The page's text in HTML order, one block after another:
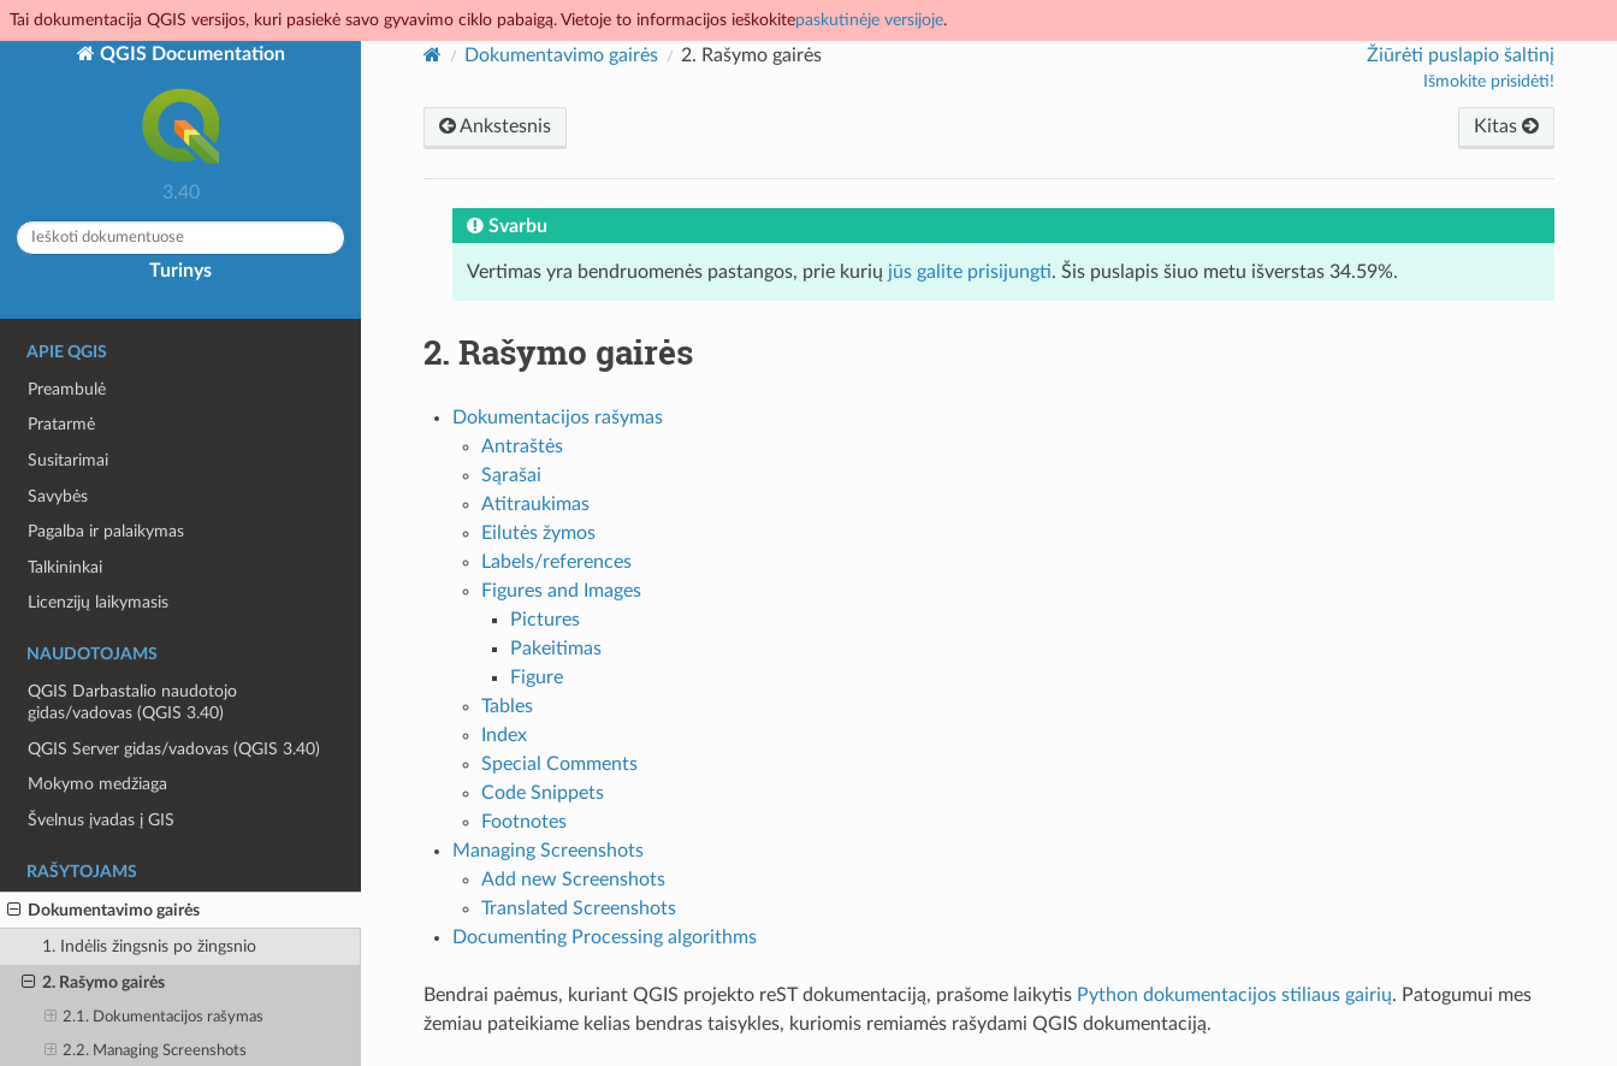
Tai dokumentacija QGIS versijos, kuri pasiekė savo gyvavimo ciklo pabaigą. Vietoje to informacijos ieškokitepaskutinėje versijoje.
QGIS Documentation
3.40
Turinys
APIE QGIS
Preambulė
Pratarmė
Susitarimai
Savybės
Pagalba ir palaikymas
Talkininkai
Licenzijų laikymasis
NAUDOTOJAMS
QGIS Darbastalio naudotojo
gidas/vadovas (QGIS 3.40)
QGIS Server gidas/vadovas (QGIS 3.40)
Mokymo medžiaga
Švelnus įvadas į GIS
RAŠYTOJAMS
Dokumentavimo gairės
1. Indėlis žingsnis po žingsnio
2. Rašymo gairės
2.1. Dokumentacijos rašymas
2.2. Managing Screenshots
Dokumentavimo gairės 2. Rašymo gairės Žiūrėti puslapio šaltinį
Išmokite prisidėti!
Ankstesnis Kitas
Svarbu
Vertimas yra bendruomenės pastangos, prie kurių jūs galite prisijungti. Šis puslapis šiuo metu išverstas 34.59%.
2. Rašymo gairės
Dokumentacijos rašymas
Antraštės
Sąrašai
Atitraukimas
Eilutės žymos
Labels/references
Figures and Images
Pictures
Pakeitimas
Figure
Tables
Index
Special Comments
Code Snippets
Footnotes
Managing Screenshots
Add new Screenshots
Translated Screenshots
Documenting Processing algorithms
Bendrai paėmus, kuriant QGIS projekto reST dokumentaciją, prašome laikytis Python dokumentacijos stiliaus gairių. Patogumui mes
žemiau pateikiame kelias bendras taisykles, kuriomis remiamės rašydami QGIS dokumentaciją.